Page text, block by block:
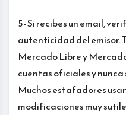
5- Si recibes un email,
autenticidad del emisor.
Mercado Libre y
cuentas oficiales y
Muchos estafadores
modificaciones muy